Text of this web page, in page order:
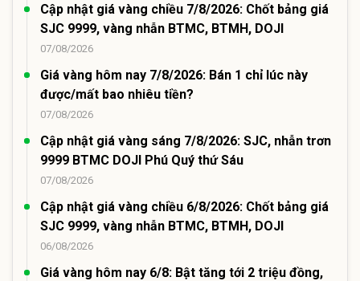
Cập nhật giá vàng chiều 7/8/2026: Chốt bảng giá
SJC 9999, vàng nhẫn BTMC, BTMH, DOJI
07/08/2026
Giá vàng hôm nay 7/8/2026: Bán 1 chỉ lúc này
được/mất bao nhiêu tiền?
07/08/2026
Cập nhật giá vàng sáng 7/8/2026: SJC, nhẫn trơn
9999 BTMC DOJI Phú Quý thứ Sáu
07/08/2026
Cập nhật giá vàng chiều 6/8/2026: Chốt bảng giá
SJC 9999, vàng nhẫn BTMC, BTMH, DOJI
06/08/2026
Giá vàng hôm nay 6/8: Bật tăng tới 2 triệu đồng,